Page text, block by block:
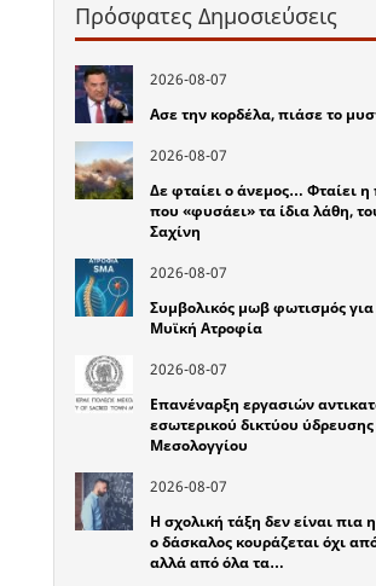
Πρόσφατες Δημοσιεύσεις
2026-08-07
Ασε την κορδέλα, πιάσε το
2026-08-07
Δε φταίει ο άνεμος… Φταίει η
που «φυσάει» τα ίδια λάθη,
Σαχίνη
2026-08-07
Συμβολικός μωβ φωτισμός
Μυϊκή Ατροφία
2026-08-07
Επανέναρξη εργασιών
εσωτερικού δικτύου ύδρευσης
Μεσολογγίου
2026-08-07
Η σχολική τάξη δεν είναι πια
ο δάσκαλος κουράζεται όχι
αλλά από όλα τα…